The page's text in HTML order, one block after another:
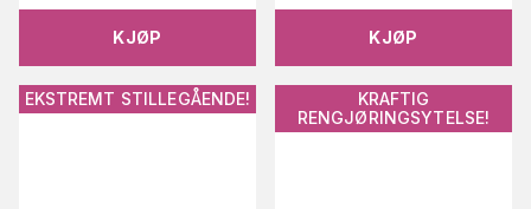
KJØP KJØP
EKSTREMT STILLEGÅENDE!
KRAFTIG
RENGJØRINGSYTELSE!